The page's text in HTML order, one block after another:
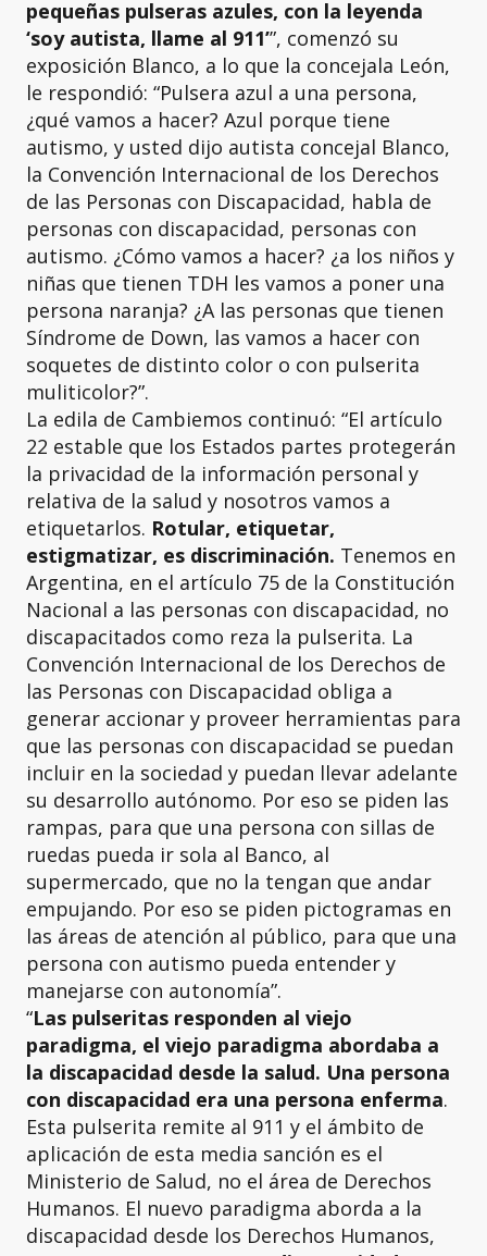
pequeñas pulseras azules, con la leyenda
‘soy autista, llame al 911’”, comenzó su
exposición Blanco, a lo que la concejala León,
le respondió: “Pulsera azul a una persona,
¿qué vamos a hacer? Azul porque tiene
autismo, y usted dijo autista concejal Blanco,
la Convención Internacional de los Derechos
de las Personas con Discapacidad, habla de
personas con discapacidad, personas con
autismo. ¿Cómo vamos a hacer? ¿a los niños y
niñas que tienen TDH les vamos a poner una
persona naranja? ¿A las personas que tienen
Síndrome de Down, las vamos a hacer con
soquetes de distinto color o con pulserita
muliticolor?”.
La edila de Cambiemos continuó: “El artículo
22 estable que los Estados partes protegerán
la privacidad de la información personal y
relativa de la salud y nosotros vamos a
etiquetarlos. Rotular, etiquetar,
estigmatizar, es discriminación. Tenemos en
Argentina, en el artículo 75 de la Constitución
Nacional a las personas con discapacidad, no
discapacitados como reza la pulserita. La
Convención Internacional de los Derechos de
las Personas con Discapacidad obliga a
generar accionar y proveer herramientas para
que las personas con discapacidad se puedan
incluir en la sociedad y puedan llevar adelante
su desarrollo autónomo. Por eso se piden las
rampas, para que una persona con sillas de
ruedas pueda ir sola al Banco, al
supermercado, que no la tengan que andar
empujando. Por eso se piden pictogramas en
las áreas de atención al público, para que una
persona con autismo pueda entender y
manejarse con autonomía”.
“Las pulseritas responden al viejo
paradigma, el viejo paradigma abordaba a
la discapacidad desde la salud. Una persona
con discapacidad era una persona enferma.
Esta pulserita remite al 911 y el ámbito de
aplicación de esta media sanción es el
Ministerio de Salud, no el área de Derechos
Humanos. El nuevo paradigma aborda a la
discapacidad desde los Derechos Humanos,